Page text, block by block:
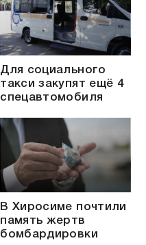
Для социального
такси закупят ещё 4
спецавтомобиля
В Хиросиме почтили
память жертв
бомбардировки